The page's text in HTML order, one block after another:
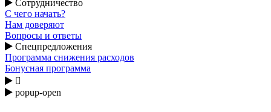
Сотрудничество
С чего начать?
Нам доверяют
Вопросы и ответы
Спецпредложения
Программа снижения расходов
Бонусная программа

popup-open